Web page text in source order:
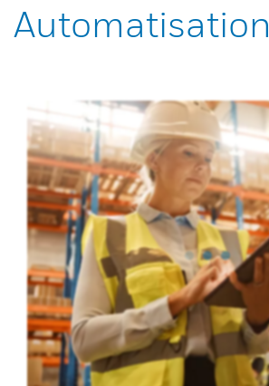
Automatisation